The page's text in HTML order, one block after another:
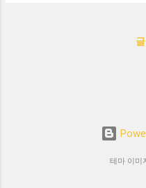
물을 정화
대로 작은
테마 이미